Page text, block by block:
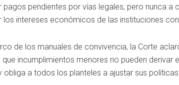
pagos pendientes por vías legales, pero nunca
los intereses económicos de las instituciones
de los manuales de convivencia, la Corte
que incumplimientos menores no pueden
obliga a todos los planteles a ajustar sus